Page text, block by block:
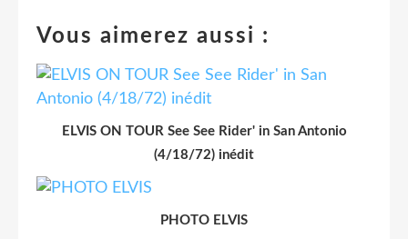
Vous aimerez aussi :
ELVIS ON TOUR See See Rider' in San Antonio
(4/18/72) inédit
PHOTO ELVIS